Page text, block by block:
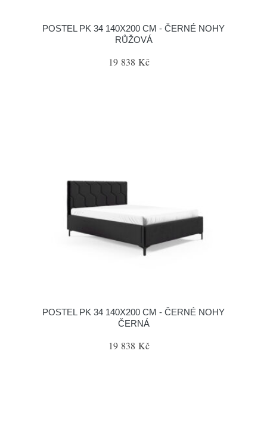
POSTEL PK 34 140X200 CM - ČERNÉ NOHY
RŮŽOVÁ
19 838 Kč
POSTEL PK 34 140X200 CM - ČERNÉ NOHY
ČERNÁ
19 838 Kč